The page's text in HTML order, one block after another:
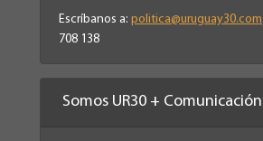
Escríbanos a: politica@uruguay30.com
708 138
Somos UR30 +